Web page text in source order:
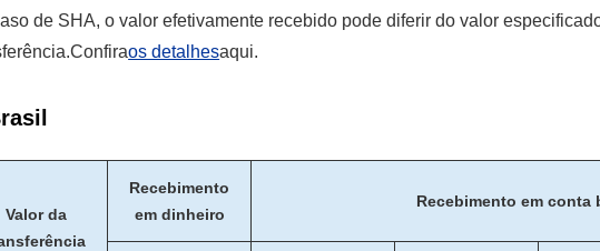
de SHA, o valor efetivamente recebido pode diferir do valor
os detalhesaqui.
Valor da
Recebimento
em dinheiro
Recebimento em conta